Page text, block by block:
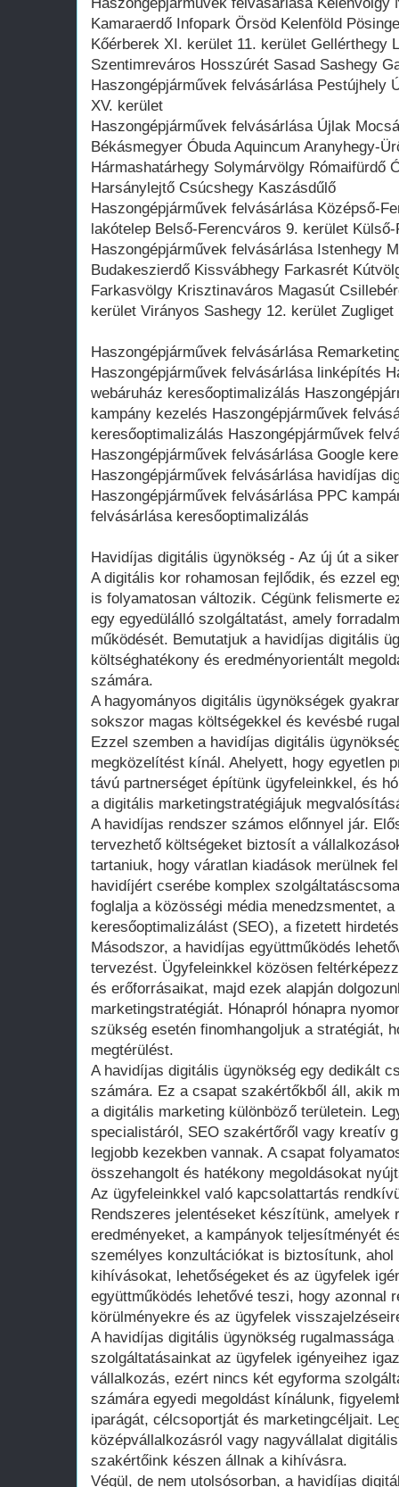
Kamaraerdő Infopark Örsöd Kelenföld
Kőérberek XI. kerület 11. kerület Gellérthegy
Szentimreváros Hosszúrét Sasad Sashegy
Haszongépjárművek felvásárlása Pestújhely
XV. kerület
Haszongépjárművek felvásárlása Újlak
Békásmegyer Óbuda Aquincum Aranyhegy-
Hármashatárhegy Solymárvölgy Rómaifürdő
Harsánylejtő Csúcshegy Kaszásdűlő
Haszongépjárművek felvásárlása Középső-
lakótelep Belső-Ferencváros 9. kerület
Haszongépjárművek felvásárlása Istenhegy
Budakeszierdő Kissvábhegy Farkasrét
Farkasvölgy Krisztinaváros Magasút
kerület Virányos Sashegy 12. kerület Zugliget
Haszongépjárművek felvásárlása
Haszongépjárművek felvásárlása linképítés
webáruház keresőoptimalizálás
kampány kezelés Haszongépjárművek
keresőoptimalizálás Haszongépjárművek
Haszongépjárművek felvásárlása Google
Haszongépjárművek felvásárlása havidíjas
Haszongépjárművek felvásárlása PPC
felvásárlása keresőoptimalizálás
Havidíjas digitális ügynökség - Az új út a
A digitális kor rohamosan fejlődik, és ezzel
is folyamatosan változik. Cégünk felismerte
egy egyedülálló szolgáltatást, amely
működését. Bemutatjuk a havidíjas digitális
költséghatékony és eredményorientált
számára.
A hagyományos digitális ügynökségek
sokszor magas költségekkel és kevésbé
Ezzel szemben a havidíjas digitális
megközelítést kínál. Ahelyett, hogy egyetlen
távú partnerséget építünk ügyfeleinkkel, és
a digitális marketingstratégiájuk
A havidíjas rendszer számos előnnyel jár.
tervezhető költségeket biztosít a
tartaniuk, hogy váratlan kiadások merülnek
havidíjért cserébe komplex
foglalja a közösségi média menedzsmentet,
keresőoptimalizálást (SEO), a fizetett
Másodszor, a havidíjas együttműködés
tervezést. Ügyfeleinkkel közösen
és erőforrásaikat, majd ezek alapján
marketingstratégiát. Hónapról hónapra
szükség esetén finomhangoljuk a stratégiát,
megtérülést.
A havidíjas digitális ügynökség egy dedikált
számára. Ez a csapat szakértőkből áll, akik
a digitális marketing különböző területein.
specialistáról, SEO szakértőről vagy kreatív
legjobb kezekben vannak. A csapat
összehangolt és hatékony megoldásokat
Az ügyfeleinkkel való kapcsolattartás
Rendszeres jelentéseket készítünk, amelyek
eredményeket, a kampányok teljesítményét
személyes konzultációkat is biztosítunk,
kihívásokat, lehetőségeket és az ügyfelek
együttműködés lehetővé teszi, hogy azonnal
körülményekre és az ügyfelek
A havidíjas digitális ügynökség
szolgáltatásainkat az ügyfelek igényeihez
vállalkozás, ezért nincs két egyforma
számára egyedi megoldást kínálunk,
iparágát, célcsoportját és marketingcéljait.
középvállalkozásról vagy nagyvállalat
szakértőink készen állnak a kihívásra.
Végül, de nem utolsósorban, a havidíjas